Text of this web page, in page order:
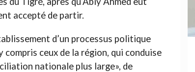
accepté de partir.
d’un processus politique
ceux de la région, qui conduise
nationale plus large», de